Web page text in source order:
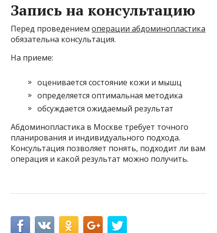
Запись на консультацию
Перед проведениемоперации абдоминопластика
обязательна консультация.
На приеме:
оценивается состояние кожи и мышц
определяется оптимальная методика
обсуждается ожидаемый результат
Абдоминопластика в Москве требует точного
планирования и индивидуального подхода.
Консультация позволяет понять, подходит ли вам
операция и какой результат можно получить.